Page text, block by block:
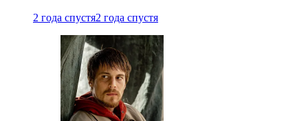
2 года спустя2 года спустя